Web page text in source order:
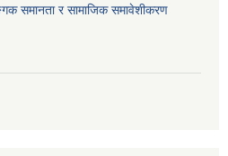
समानता र सामाजिक समावेशीकरण